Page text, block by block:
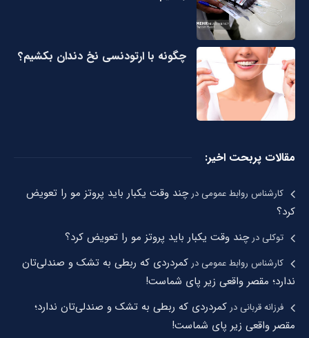
چگونه با ارتودنسی نخ دندان بکشیم؟
مقالات پربحت اخیر:
کارشناس روابط عمومیدرچند وقت یکبار باید پروتز مو را تعویض
کرد؟
توکلیدرچند وقت یکبار باید پروتز مو را تعویض کرد؟
کارشناس روابط عمومیدر کمردردی که ربطی به تشک و صندلی‌تان
ندارد؛ مقصر واقعی زیر پای شماست!
فرزانه قربانیدر کمردردی که ربطی به تشک و صندلی‌تان ندارد؛
مقصر واقعی زیر پای شماست!